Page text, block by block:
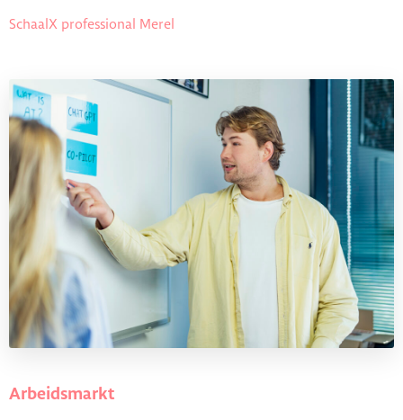
SchaalX professional Merel
Arbeidsmarkt